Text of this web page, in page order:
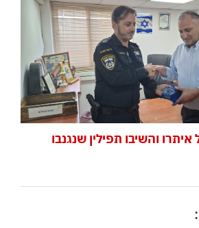
והשיבו תפילין שנגנבו